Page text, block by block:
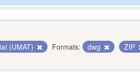
(UMAT) Formats: dwg
ZIP